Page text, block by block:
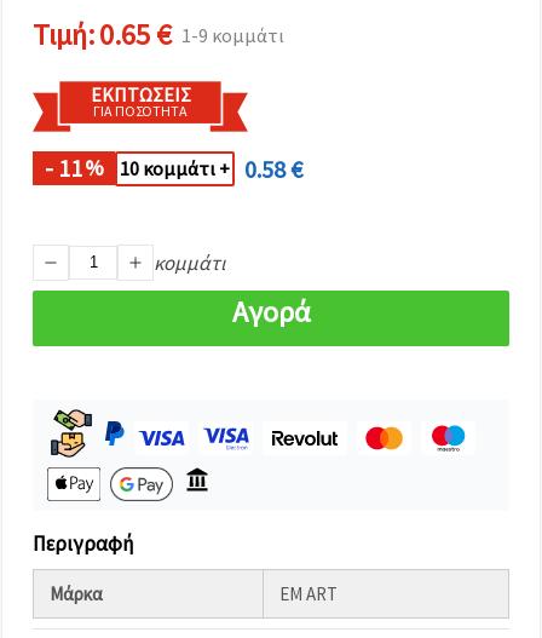
χρησιμοποιήσετε
cookies
κάνοντας
κλικ στον
καθορίστε
επιλέγοντας
κουμπί
Αποθήκευση.
Στον
Ρυθμίσεις
Τιμή:0.65 € 1-9 κομμάτι
ΕΚΠΤΏΣΕΙΣ
ΓΙΑ ΠΟΣΌΤΗΤΑ
- 11% 10 κομμάτι + 0.58 €
κομμάτι
Αγορά
Περιγραφή
Μάρκα EM ART